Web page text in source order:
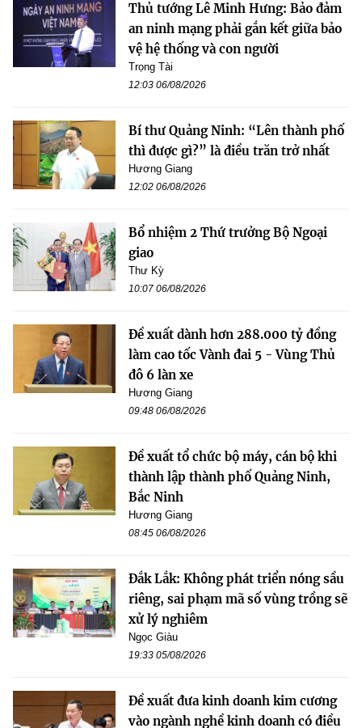
Thủ tướng Lê Minh Hưng: Bảo đảm
an ninh mạng phải gắn kết giữa bảo
vệ hệ thống và con người
Trọng Tài
12:03 06/08/2026
Bí thư Quảng Ninh: “Lên thành phố
thì được gì?” là điều trăn trở nhất
Hương Giang
12:02 06/08/2026
Bổ nhiệm 2 Thứ trưởng Bộ Ngoại
giao
Thư Kỳ
10:07 06/08/2026
Đề xuất dành hơn 288.000 tỷ đồng
làm cao tốc Vành đai 5 - Vùng Thủ
đô 6 làn xe
Hương Giang
09:48 06/08/2026
Đề xuất tổ chức bộ máy, cán bộ khi
thành lập thành phố Quảng Ninh,
Bắc Ninh
Hương Giang
08:45 06/08/2026
Đắk Lắk: Không phát triển nóng sầu
riêng, sai phạm mã số vùng trồng sẽ
xử lý nghiêm
Ngọc Giàu
19:33 05/08/2026
Đề xuất đưa kinh doanh kim cương
vào ngành nghề kinh doanh có điều